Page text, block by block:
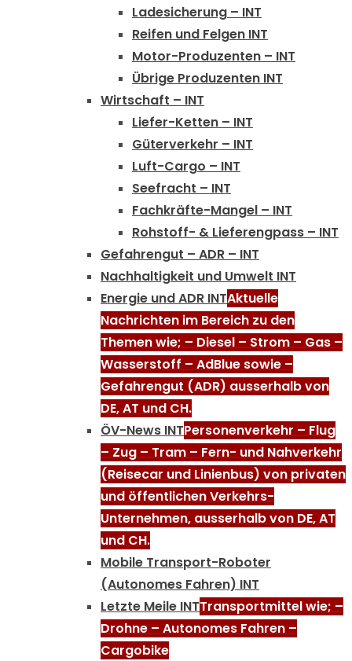
Ladesicherung – INT
Reifen und Felgen INT
Motor-Produzenten – INT
Übrige Produzenten INT
Wirtschaft – INT
Liefer-Ketten – INT
Güterverkehr – INT
Luft-Cargo – INT
Seefracht – INT
Fachkräfte-Mangel – INT
Rohstoff- & Lieferengpass – INT
Gefahrengut – ADR – INT
Nachhaltigkeit und Umwelt INT
Energie und ADR INTAktuelle
Nachrichten im Bereich zu den
Themen wie; – Diesel – Strom – Gas –
Wasserstoff – AdBlue sowie –
Gefahrengut (ADR) ausserhalb von
DE, AT und CH.
ÖV-News INTPersonenverkehr – Flug
– Zug – Tram – Fern- und Nahverkehr
(Reisecar und Linienbus) von privaten
und öffentlichen Verkehrs-
Unternehmen, ausserhalb von DE, AT
und CH.
Mobile Transport-Roboter
(Autonomes Fahren) INT
Letzte Meile INTTransportmittel wie; –
Drohne – Autonomes Fahren –
Cargobike